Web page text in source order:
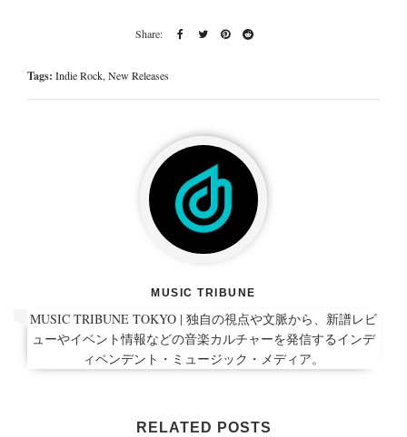
Tags: Indie Rock,New Releases
MUSIC TRIBUNE
MUSIC TRIBUNE TOKYO | 独自の視点や文脈から、新譜レビ
ューやイベント情報などの音楽カルチャーを発信するインデ
ィペンデント・ミュージック・メディア。
RELATED POSTS